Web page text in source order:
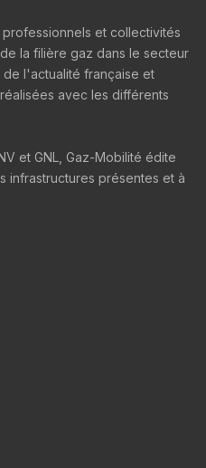
et collectivités
la filière gaz dans le secteur
de l'actualité française et
avec les différents
et GNL, Gaz-Mobilité édite
infrastructures présentes et à